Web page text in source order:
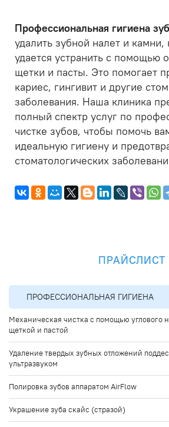
Профессиональная гигиена
удалить зубной налет и
удается устранить с помощью
щетки и пасты. Это помогает
кариес, гингивит и другие
заболевания. Наша клиника
полный спектр услуг по
чистке зубов, чтобы помочь
идеальную гигиену и
стоматологических
ПРАЙСЛИСТ
ПРОФЕССИОНАЛЬНАЯ ГИГИЕНА
Механическая чистка с помощью углового
щеткой и пастой
Удаление твердых зубных отложений
ультразвуком
Полировка зубов аппаратом AirFlow
Украшение зуба скайс (стразой)